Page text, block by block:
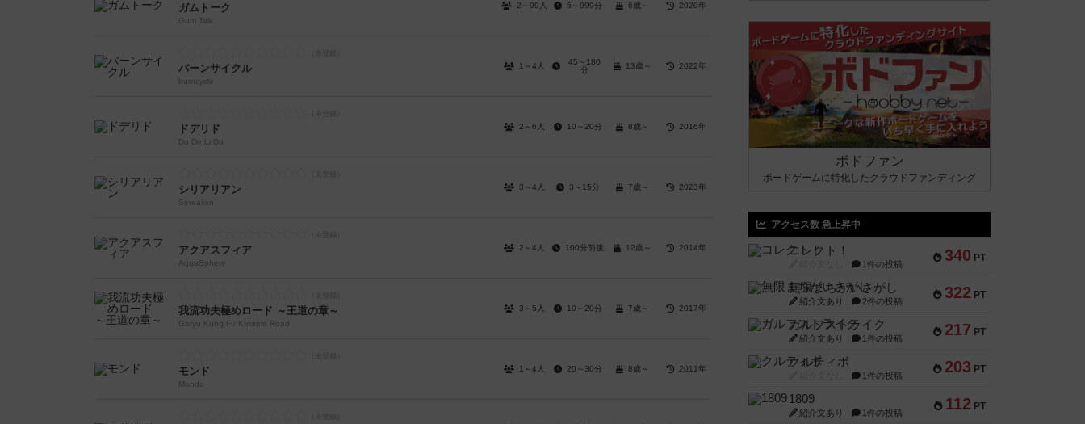
ガムトーク
Gum Talk
2～99人 5～999分 6歳～ 2020年
バーンサイクル
burncycle
1～4人
45～180
分
13歳～ 2022年
ドデリド
Do De Li Do
2～6人 10～20分 8歳～ 2016年
シリアリアン
Serealian
3～4人 3～15分 7歳～ 2023年
アクアスフィア
AquaSphere
2～4人 100分前後 12歳～ 2014年
我流功夫極めロード ～王道の章～
Garyu Kung Fu Kiwame Road
3～5人 10～20分 7歳～ 2017年
モンド
Mondo
1～4人 20～30分 8歳～ 2011年
ボドファン
ボードゲームに特化したクラウドファンディング
アクセス数 急上昇中
340 PT
コレクト！
1件の投稿
322 PT
無限まちがいさがし
紹介文あり 2件の投稿
217 PT
ガルフストライク
紹介文あり 1件の投稿
203 PT
クルティボ
1件の投稿
112 PT
1809
紹介文あり 1件の投稿